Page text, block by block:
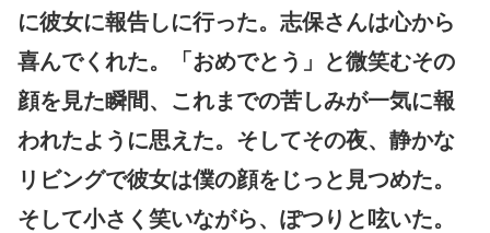
に彼女に報告しに行った。志保さんは心から
喜んでくれた。「おめでとう」と微笑むその
顔を見た瞬間、これまでの苦しみが一気に報
われたように思えた。そしてその夜、静かな
リビングで彼女は僕の顔をじっと見つめた。
そして小さく笑いながら、ぽつりと呟いた。